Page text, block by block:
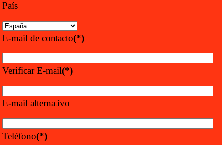
País
E-mail de contacto(*)
Verificar E-mail(*)
E-mail alternativo
Teléfono(*)